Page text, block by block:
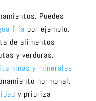
Puedes
fría por ejemplo.
de alimentos
y verduras.
y minerales
hormonal.
y prioriza